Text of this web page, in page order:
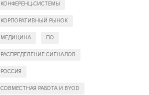
КОНФЕРЕНЦ-СИСТЕМЫ
КОРПОРАТИВНЫЙ РЫНОК
МЕДИЦИНА ПО
РАСПРЕДЕЛЕНИЕ СИГНАЛОВ
РОССИЯ
СОВМЕСТНАЯ РАБОТА И BYOD